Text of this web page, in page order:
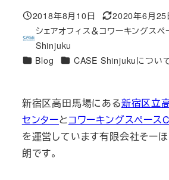
投稿日
2018年8月10日
更
新
2020年6月25
著
者
シェアオフィス＆コワーキングス
Shinjuku
カ
リ
ー
Blog
カ
リ
ー
CASE Shinjukuについ
新宿区高田馬場にある新宿区立
センターとコワーキングスペー
を運営しています有限会社そー
朗です。